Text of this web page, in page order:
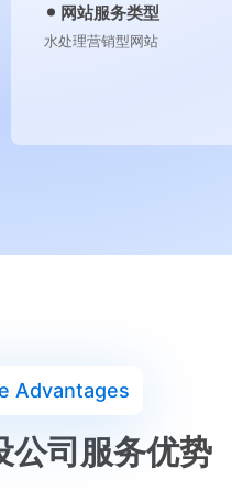
网站服务类型
精密机械型网站
Advantages
公司服务优势